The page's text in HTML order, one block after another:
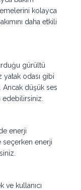
kolayca
daha etkili
gürültü
odası gibi
düşük ses
enerji
seçerken enerji
ve kullanıcı